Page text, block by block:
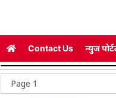
Contact Us न्युज